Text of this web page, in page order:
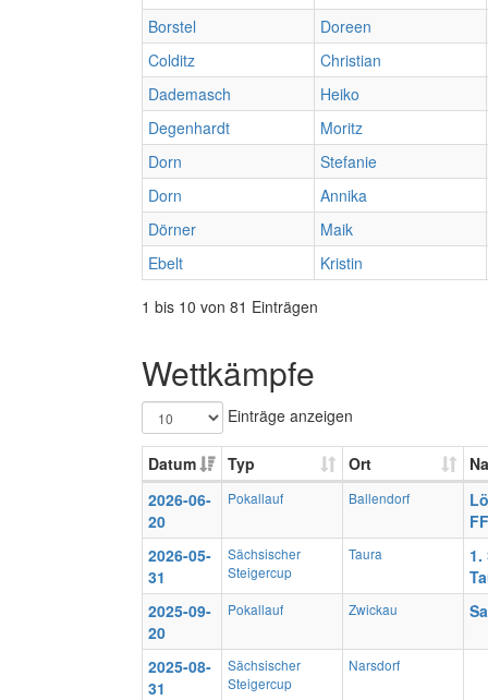
Borstel
Doreen
Colditz
Christian
Dademasch
Heiko
Degenhardt
Moritz
Dorn
Stefanie
Dorn
Annika
Dörner
Maik
Ebelt
Kristin
1 bis 10 von 81 Einträgen
Wettkämpfe
Einträge anzeigen
Datum Typ Ort
2026-06-
20
Pokallauf Ballendorf
2026-05-
31
Sächsischer
Steigercup
Taura
2025-09-
20
Pokallauf Zwickau
2025-08-
31
Sächsischer
Steigercup
Narsdorf